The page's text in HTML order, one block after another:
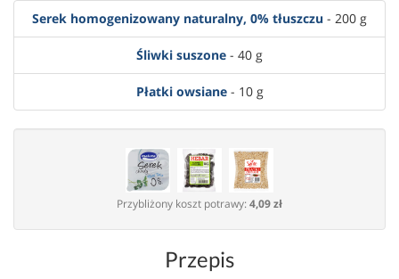
Serek homogenizowany naturalny, 0% tłuszczu - 200 g
Śliwki suszone - 40 g
Płatki owsiane- 10 g
Przybliżony koszt potrawy:4,09 zł
Przepis